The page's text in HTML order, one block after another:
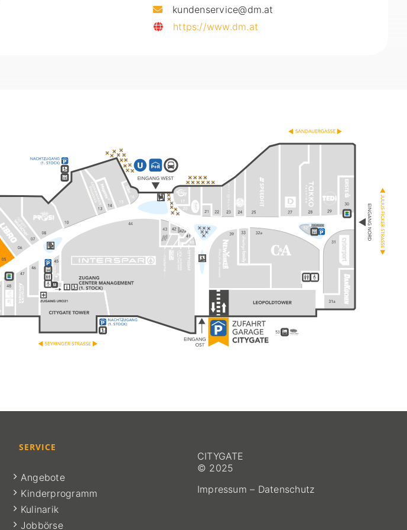
kundenservice@dm.at
https://www.dm.at
SERVICE
Angebote
Kinderprogramm
Kulinarik
Jobbörse
CITYGATE
© 2025
Impressum – Datenschutz